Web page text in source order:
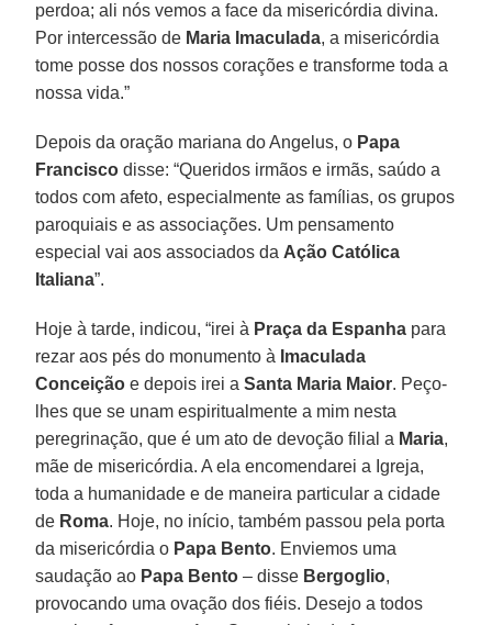
perdoa; ali nós vemos a face da misericórdia divina.
Por intercessão de Maria Imaculada, a misericórdia
tome posse dos nossos corações e transforme toda a
nossa vida.”
Depois da oração mariana do Angelus, o Papa
Francisco disse: “Queridos irmãos e irmãs, saúdo a
todos com afeto, especialmente as famílias, os grupos
paroquiais e as associações. Um pensamento
especial vai aos associados da Ação Católica
Italiana”.
Hoje à tarde, indicou, “irei à Praça da Espanha para
rezar aos pés do monumento à Imaculada
Conceição e depois irei aSanta Maria Maior. Peço-
lhes que se unam espiritualmente a mim nesta
peregrinação, que é um ato de devoção filial a Maria,
mãe de misericórdia. A ela encomendarei a Igreja,
toda a humanidade e de maneira particular a cidade
de Roma. Hoje, no início, também passou pela porta
da misericórdia o Papa Bento. Enviemos uma
saudação ao Papa Bento – disse Bergoglio,
provocando uma ovação dos fiéis. Desejo a todos